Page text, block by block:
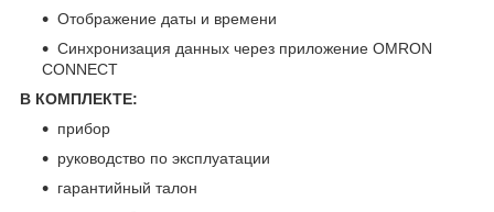
Отображение даты и времени
Синхронизация данных через приложение OMRON
CONNECT
В КОМПЛЕКТЕ:
прибор
руководство по эксплуатации
гарантийный талон